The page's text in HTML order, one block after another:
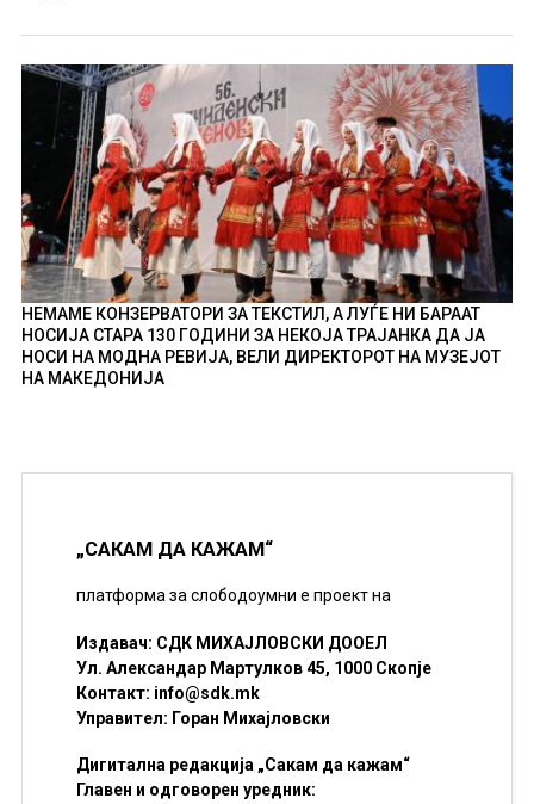
НЕМАМЕ КОНЗЕРВАТОРИ ЗА ТЕКСТИЛ, А ЛУЃЕ НИ БАРААТ
НОСИЈА СТАРА 130 ГОДИНИ ЗА НЕКОЈА ТРАЈАНКА ДА ЈА
НОСИ НА МОДНА РЕВИЈА, ВЕЛИ ДИРЕКТОРОТ НА МУЗЕЈОТ
НА МАКЕДОНИЈА
„САКАМ ДА КАЖАМ“
платформа за слободоумни е проект на
Издавач: СДК МИХАЈЛОВСКИ ДООЕЛ
Ул. Александар Мартулков 45, 1000 Скопје
Контакт: info@sdk.mk
Управител: Горан Михајловски
Дигитална редакција „Сакам да кажам“
Главен и одговорен уредник: